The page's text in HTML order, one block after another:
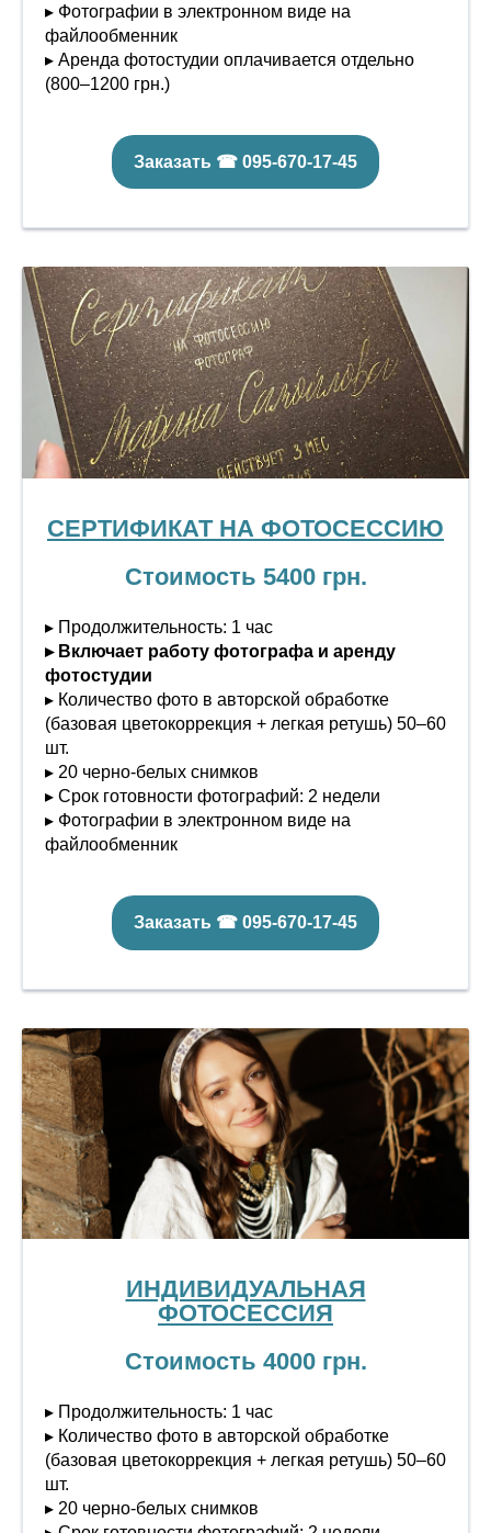
▸ Фотографии в электронном виде на
файлообменник
▸ Аренда фотостудии оплачивается отдельно
(800–1200 грн.)
Заказать ☎ 095-670-17-45
СЕРТИФИКАТ НА ФОТОСЕССИЮ
Стоимость 5400 грн.
▸ Продолжительность: 1 час
▸ Включает работу фотографа и аренду
фотостудии
▸ Количество фото в авторской обработке
(базовая цветокоррекция + легкая ретушь) 50–60
шт.
▸ 20 черно-белых снимков
▸ Срок готовности фотографий: 2 недели
▸ Фотографии в электронном виде на
файлообменник
Заказать ☎ 095-670-17-45
ИНДИВИДУАЛЬНАЯ
ФОТОСЕССИЯ
Стоимость 4000 грн.
▸ Продолжительность: 1 час
▸ Количество фото в авторской обработке
(базовая цветокоррекция + легкая ретушь) 50–60
шт.
▸ 20 черно-белых снимков